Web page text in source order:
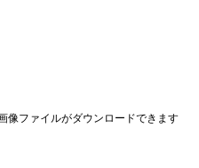
像ファイルがダウンロードできます